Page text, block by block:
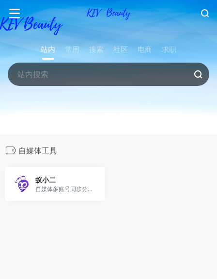
站内 常用 搜索 社区 电商 求职
自媒体工具
蚁小二
自媒体多账号同步分发工具，助力高效运营